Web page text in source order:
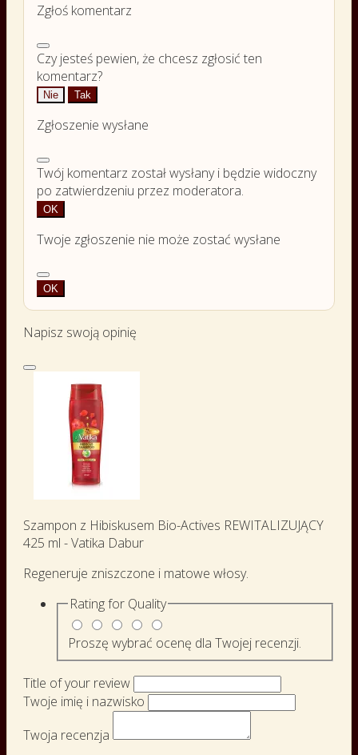
Zgłoś komentarz
Czy jesteś pewien, że chcesz zgłosić ten
komentarz?
Nie Tak
Zgłoszenie wysłane
Twój komentarz został wysłany i będzie widoczny
po zatwierdzeniu przez moderatora.
OK
Twoje zgłoszenie nie może zostać wysłane
OK
Napisz swoją opinię
Szampon z Hibiskusem Bio-Actives REWITALIZUJĄCY
425 ml - Vatika Dabur
Regeneruje zniszczone i matowe włosy.
Rating for Quality
Proszę wybrać ocenę dla Twojej recenzji.
Title of your review
Twoje imię i nazwisko
Twoja recenzja